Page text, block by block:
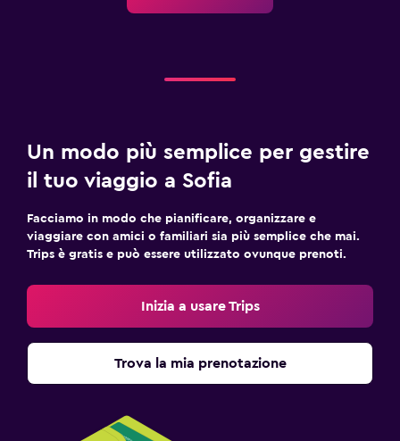
Spazio di lavoro
Scrivania
Adatti alle famiglie
Un modo più semplice per gestire
il tuo viaggio a Sofia
Facciamo in modo che pianificare, organizzare e
viaggiare con amici o familiari sia più semplice che mai.
Trips è gratis e può essere utilizzato ovunque prenoti.
Inizia a usare Trips
Trova la mia prenotazione